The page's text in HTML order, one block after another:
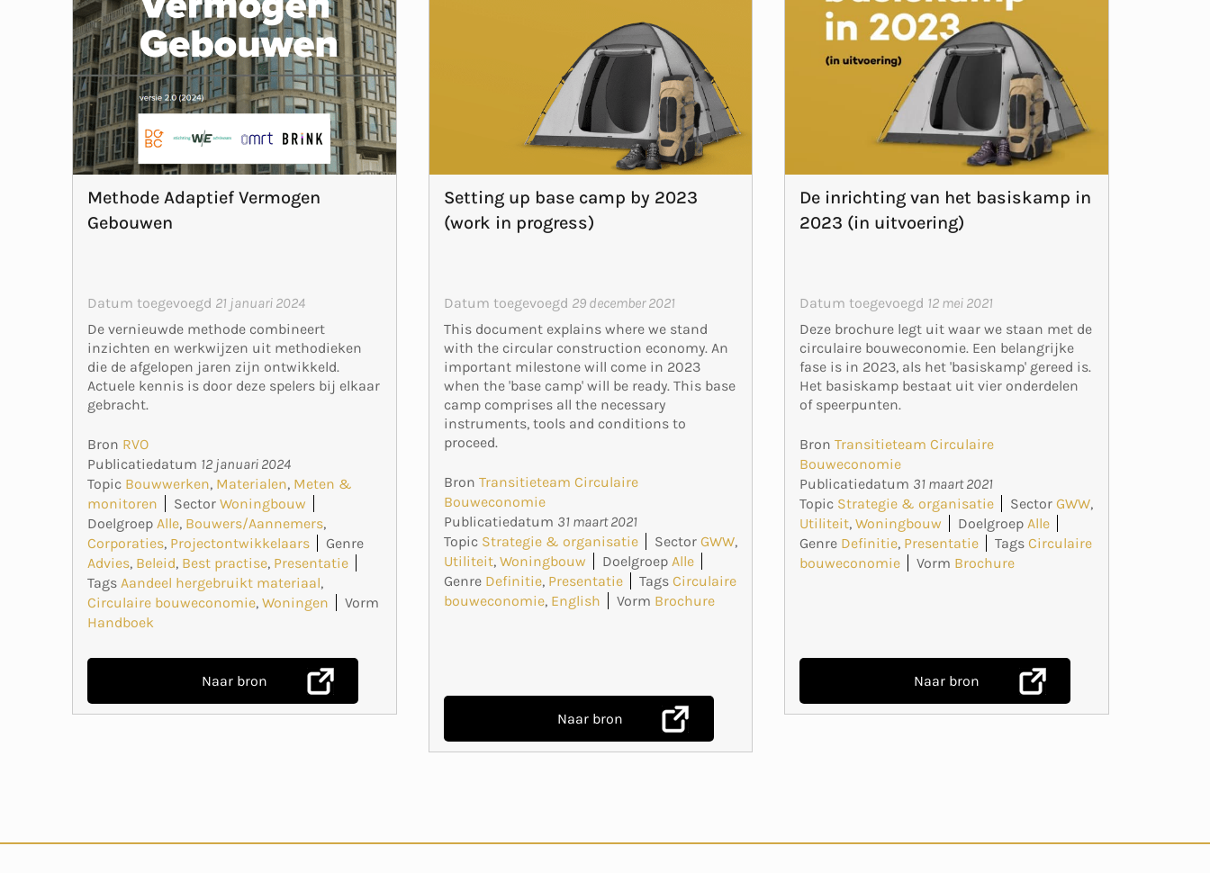
Methode Adaptief Vermogen
Gebouwen
Datum toegevoegd 21 januari 2024
De vernieuwde methode combineert
inzichten en werkwijzen uit methodieken
die de afgelopen jaren zijn ontwikkeld.
Actuele kennis is door deze spelers bij elkaar
gebracht.
Bron RVO
Publicatiedatum 12 januari 2024
Topic Bouwwerken, Materialen, Meten &
monitoren
Sector Woningbouw
Doelgroep Alle, Bouwers/Aannemers,
Corporaties, Projectontwikkelaars
Genre
Advies, Beleid, Best practise, Presentatie
Tags Aandeel hergebruikt materiaal,
Circulaire bouweconomie, Woningen
Vorm
Handboek
Naar bron
Setting up base camp by 2023
(work in progress)
Datum toegevoegd 29 december 2021
This document explains where we stand
with the circular construction economy. An
important milestone will come in 2023
when the 'base camp' will be ready. This base
camp comprises all the necessary
instruments, tools and conditions to
proceed.
Bron Transitieteam Circulaire
Bouweconomie
Publicatiedatum 31 maart 2021
Topic Strategie & organisatie Sector GWW,
Utiliteit, Woningbouw Doelgroep Alle
Genre Definitie, Presentatie Tags Circulaire
bouweconomie, English Vorm Brochure
Naar bron
De inrichting van het basiskamp in
2023 (in uitvoering)
Datum toegevoegd 12 mei 2021
Deze brochure legt uit waar we staan met de
circulaire bouweconomie. Een belangrijke
fase is in 2023, als het 'basiskamp' gereed is.
Het basiskamp bestaat uit vier onderdelen
of speerpunten.
BronTransitieteam Circulaire
Bouweconomie
Publicatiedatum 31 maart 2021
Topic Strategie & organisatie Sector GWW,
Utiliteit,Woningbouw Doelgroep Alle
Genre Definitie, Presentatie Tags Circulaire
bouweconomie
Vorm Brochure
Naar bron